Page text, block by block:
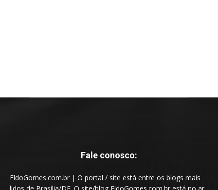
Fale conosco:
EldoGomes.com.br | O portal / site está entre os blogs mais